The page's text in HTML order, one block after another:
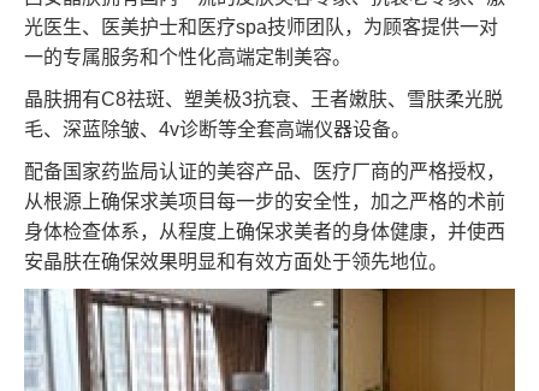
光医生、医美护士和医疗spa技师团队，为顾客提供一对
一的专属服务和个性化高端定制美容。
晶肤拥有C8祛斑、塑美极3抗衰、王者嫩肤、雪肤柔光脱
毛、深蓝除皱、4v诊断等全套高端仪器设备。
配备国家药监局认证的美容产品、医疗厂商的严格授权，
从根源上确保求美项目每一步的安全性，加之严格的术前
身体检查体系，从程度上确保求美者的身体健康，并使西
安晶肤在确保效果明显和有效方面处于领先地位。